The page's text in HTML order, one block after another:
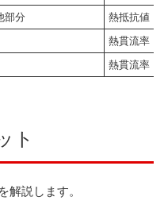
部分
熱抵抗値（
熱貫流率（
熱貫流率（
ト
解説します。